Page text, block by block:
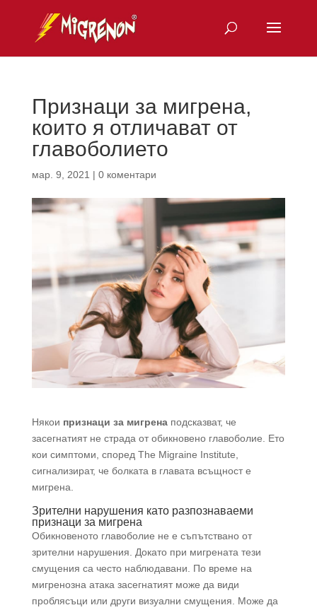
Признаци за мигрена,
които я отличават от
главоболието
мар. 9, 2021 | 0 коментари
Някои признаци за мигренаподсказват, че
засегнатият не страда от обикновено главоболие. Ето
кои симптоми, според The Migraine Institute,
сигнализират, че болката в главата всъщност е
мигрена.
Зрителни нарушения като разпознаваеми
признаци за мигрена
Обикновеното главоболие не е съпътствано от
зрителни нарушения. Докато при мигрената тези
смущения са често наблюдавани. По време на
мигренозна атака засегнатият може да види
проблясъци или други визуални смущения. Може да